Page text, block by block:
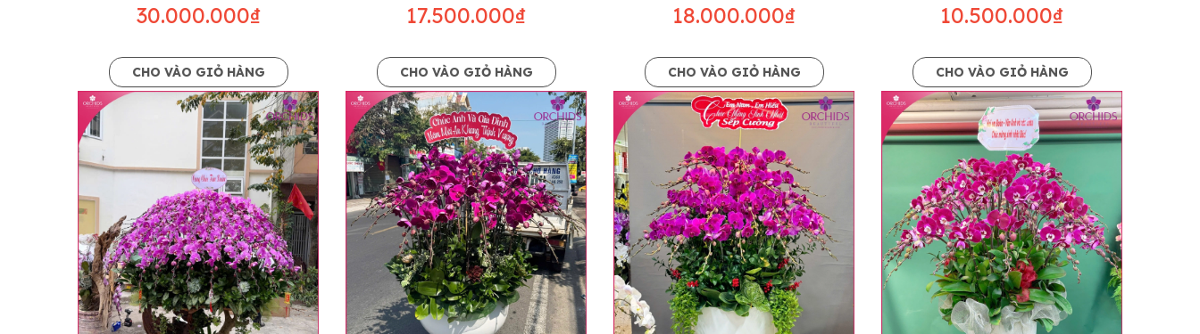
Lưu ý trước khi đặt hàng
• Về cây hoa: Một chậu hoa lan hồ điệp đẹp và hoàn chỉnh sẽ được phối ghép từ nhiều cây hoa và tạo dáng hoàn toàn thủ công nên có thể sẽ
khác nhau đôi chút giữa sản phẩm thực tế và trên hình. Cây hoa lan còn phụ thuộc theo mùa và điều kiện khách quan, tùy vào thời điểm hoa nở
nhiều, nở ít khi shop có sẵn nên sẽ thay đổi về độ dầy hoa, thưa hoa và cách trang trí.
• Về kiểu dáng & phụ kiện: Beautiful Orchids cam kết sản phẩm được thực hiện dựa trên mẫu đã chọn với mức độ giống mẫu khoảng 80-90%,
nếu có thay đổi về màu sắc hoa và kiểu chậu cũng như phụ kiện trang trí chúng tôi sẽ chủ động liên lạc với khách hàng để thông báo và tư vấn
loại hoa và phụ kiện thay thế, vẫn giữ nguyên mức giá không thay đổi. Trường hợp không đủ thời gian hoặc không liên lạc được với người
30.000.000₫
CHO VÀO GIỎ HÀNG
17.500.000₫
CHO VÀO GIỎ HÀNG
18.000.000₫
CHO VÀO GIỎ HÀNG
10.500.000₫
CHO VÀO GIỎ HÀNG